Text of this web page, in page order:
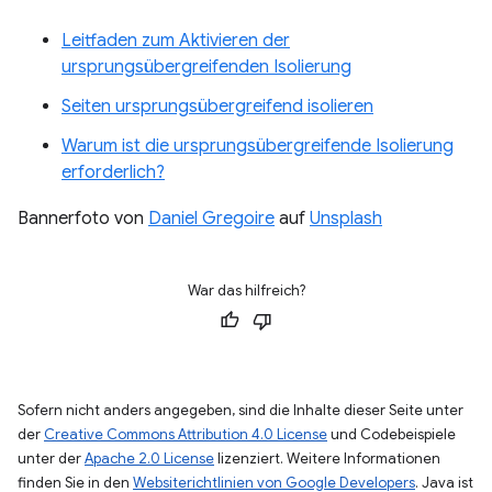
Leitfaden zum Aktivieren der
ursprungsübergreifenden Isolierung
Seiten ursprungsübergreifend isolieren
Warum ist die ursprungsübergreifende Isolierung
erforderlich?
Bannerfoto von Daniel Gregoire auf Unsplash
War das hilfreich?
Sofern nicht anders angegeben, sind die Inhalte dieser Seite unter
der Creative Commons Attribution 4.0 Licenseund Codebeispiele
unter derApache 2.0 Licenselizenziert. Weitere Informationen
finden Sie in den Websiterichtlinien von Google Developers. Java ist